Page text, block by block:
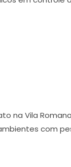
na Vila
com